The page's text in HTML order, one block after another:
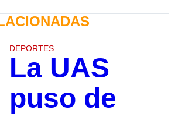
DEPORTES
La UAS
puso de